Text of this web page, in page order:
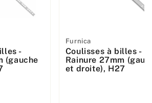
-
(gauche
Fabricant
:
Furnica
Coulisses à billes -
Rainure 27mm
et droite), H27